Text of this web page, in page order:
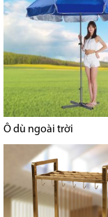
Ô dù ngoài trời